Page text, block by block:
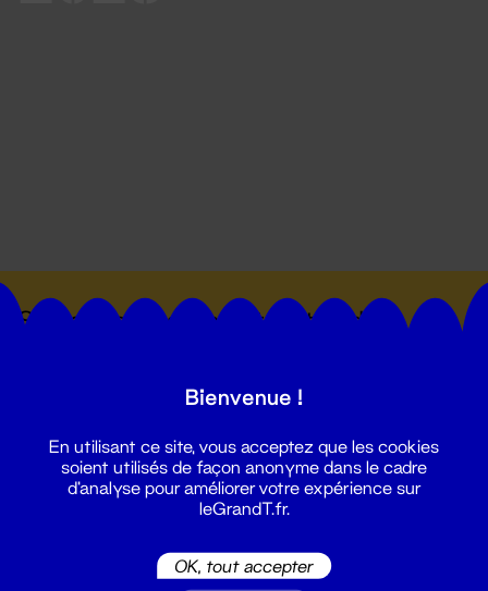
Suivez toutes les actualités du
Bienvenue !
En utilisant ce site, vous acceptez que les cookies
soient utilisés de façon anonyme dans le cadre
d'analyse pour améliorer votre expérience sur
leGrandT.fr.
OK, tout accepter